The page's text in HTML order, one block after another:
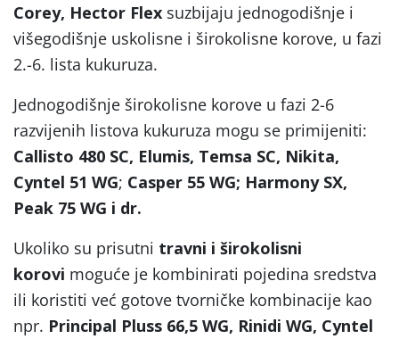
Corey, Hector Flex suzbijaju jednogodišnje i
višegodišnje uskolisne i širokolisne korove, u fazi
2.-6. lista kukuruza.
Jednogodišnje širokolisne korove u fazi 2-6
razvijenih listova kukuruza mogu se primijeniti:
Callisto 480 SC, Elumis, Temsa SC, Nikita,
Cyntel 51 WG; Casper 55 WG; Harmony SX,
Peak 75 WG i dr.
Ukoliko su prisutni travni i širokolisni
korovi moguće je kombinirati pojedina sredstva
ili koristiti već gotove tvorničke kombinacije kao
npr. Principal Pluss 66,5 WG, Rinidi WG, Cyntel